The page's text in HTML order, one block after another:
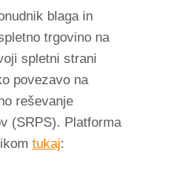
blaga in
trgovino na
spletni strani
povezavo na
reševanje
(SRPS). Platforma
tukaj: